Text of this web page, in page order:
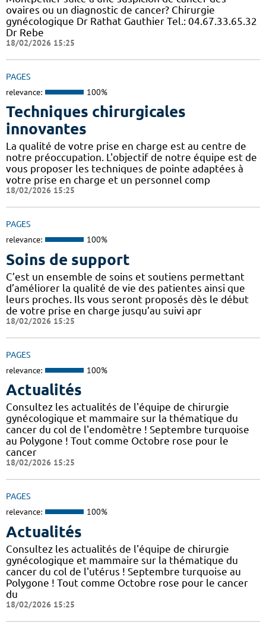
ovaires ou un diagnostic de cancer? Chirurgie
gynécologique Dr Rathat Gauthier Tel.: 04.67.33.65.32
Dr Rebe
18/02/2026 15:25
PAGES
relevance: 100%
Techniques chirurgicales
innovantes
La qualité de votre prise en charge est au centre de
notre préoccupation. L'objectif de notre équipe est de
vous proposer les techniques de pointe adaptées à
votre prise en charge et un personnel comp
18/02/2026 15:25
PAGES
relevance: 100%
Soins de support
C’est un ensemble de soins et soutiens permettant
d’améliorer la qualité de vie des patientes ainsi que
leurs proches. Ils vous seront proposés dès le début
de votre prise en charge jusqu’au suivi apr
18/02/2026 15:25
PAGES
relevance: 100%
Actualités
Consultez les actualités de l'équipe de chirurgie
gynécologique et mammaire sur la thématique du
cancer du col de l'endomètre ! Septembre turquoise
au Polygone ! Tout comme Octobre rose pour le
cancer
18/02/2026 15:25
PAGES
relevance: 100%
Actualités
Consultez les actualités de l'équipe de chirurgie
gynécologique et mammaire sur la thématique du
cancer du col de l'utérus ! Septembre turquoise au
Polygone ! Tout comme Octobre rose pour le cancer
du
18/02/2026 15:25